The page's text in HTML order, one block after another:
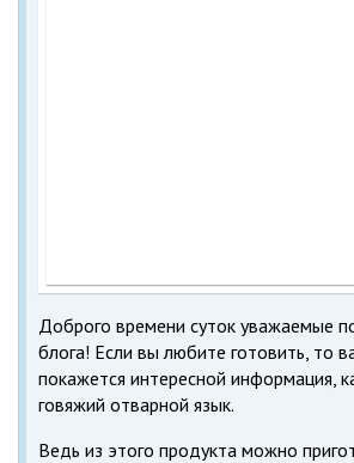
Доброго времени суток уважаемые
блога! Если вы любите готовить, то
покажется интересной информация,
говяжий отварной язык.
Ведь из этого продукта можно